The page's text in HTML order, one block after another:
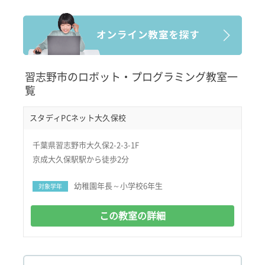
習志野市のロボット・プログラミング教室一
覧
スタディPCネット大久保校
千葉県習志野市大久保2-2-3-1F
京成大久保駅駅から徒歩2分
対象学年 幼稚園年長～小学校6年生
この教室の詳細